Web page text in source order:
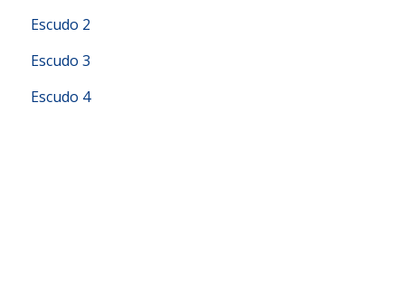
Escudo 2
Escudo 3
Escudo 4